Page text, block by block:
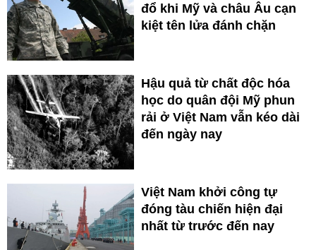
đổ khi Mỹ và châu Âu cạn
kiệt tên lửa đánh chặn
Hậu quả từ chất độc hóa
học do quân đội Mỹ phun
rải ở Việt Nam vẫn kéo dài
đến ngày nay
Việt Nam khởi công tự
đóng tàu chiến hiện đại
nhất từ trước đến nay